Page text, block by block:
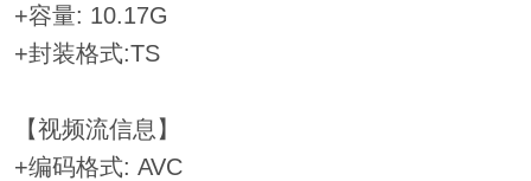
+容量: 10.17G
+封装格式:TS
【视频流信息】
+编码格式: AVC